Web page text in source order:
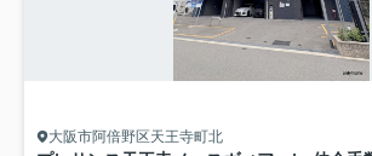
大阪市阿倍野区天王寺町北